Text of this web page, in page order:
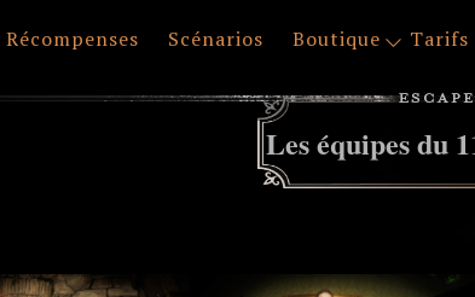
Récompenses Scénarios Boutique Tarifs
Les équipes du